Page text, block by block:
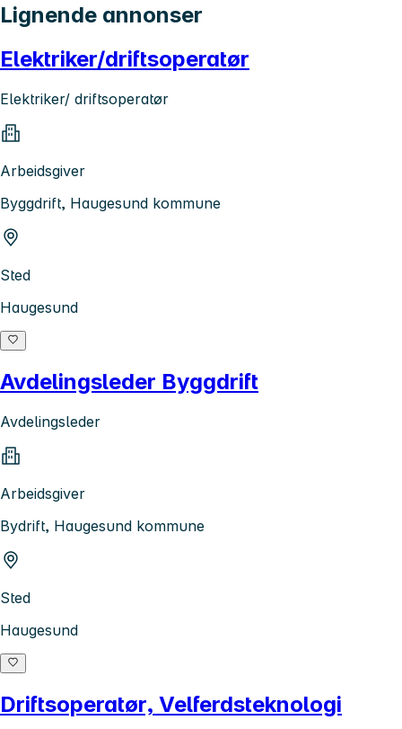
Lignende annonser
Elektriker/driftsoperatør
Elektriker/ driftsoperatør
Arbeidsgiver
Byggdrift, Haugesund kommune
Sted
Haugesund
Avdelingsleder Byggdrift
Avdelingsleder
Arbeidsgiver
Bydrift, Haugesund kommune
Sted
Haugesund
Driftsoperatør, Velferdsteknologi